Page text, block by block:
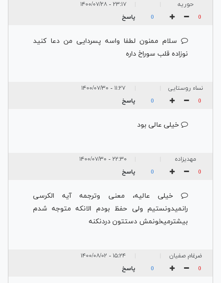
حوریه ۲۳:۱۷ - ۱۴۰۰/۰۷/۲۸
0
0 پاسخ
سلام ممنون لطفا واسه پسردایی من دعا کنید
نوزاده قلب سوراخ داره
نساء روستایی ۱۱:۲۷ - ۱۴۰۰/۰۷/۳۰
0
0 پاسخ
خیلی عالی بود
مهدیزاده ۲۲:۳۰ - ۱۴۰۰/۰۷/۳۰
0
0 پاسخ
خیلی عالیه، معنی وترجمه آیه الکرسی
رانمیدونستیم ولی حفظ بودم الانکه متوجه شدم
بیشترمیخونمش دستتون دردنکنه
ضرغام صفیان ۱۵:۲۴ - ۱۴۰۰/۰۸/۰۲
0
0 پاسخ